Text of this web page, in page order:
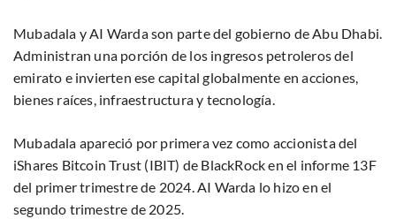
Mubadala y AI Warda son parte del gobierno de Abu Dhabi.
Administran una porción de los ingresos petroleros del
emirato e invierten ese capital globalmente en acciones,
bienes raíces, infraestructura y tecnología.
Mubadala apareció por primera vez como accionista del
iShares Bitcoin Trust (IBIT) de BlackRock en el informe 13F
del primer trimestre de 2024. AI Warda lo hizo en el
segundo trimestre de 2025.